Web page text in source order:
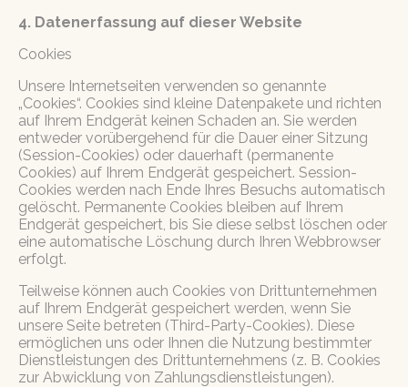
4. Datenerfassung auf dieser Website
Cookies
Unsere Internetseiten verwenden so genannte
„Cookies“. Cookies sind kleine Datenpakete und richten
auf Ihrem Endgerät keinen Schaden an. Sie werden
entweder vorübergehend für die Dauer einer Sitzung
(Session-Cookies) oder dauerhaft (permanente
Cookies) auf Ihrem Endgerät gespeichert. Session-
Cookies werden nach Ende Ihres Besuchs automatisch
gelöscht. Permanente Cookies bleiben auf Ihrem
Endgerät gespeichert, bis Sie diese selbst löschen oder
eine automatische Löschung durch Ihren Webbrowser
erfolgt.
Teilweise können auch Cookies von Drittunternehmen
auf Ihrem Endgerät gespeichert werden, wenn Sie
unsere Seite betreten (Third-Party-Cookies). Diese
ermöglichen uns oder Ihnen die Nutzung bestimmter
Dienstleistungen des Drittunternehmens (z. B. Cookies
zur Abwicklung von Zahlungsdienstleistungen).